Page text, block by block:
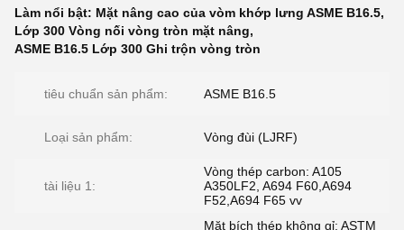
Làm nổi bật: Mặt nâng cao của vòm khớp lưng ASME B16.5,
Lớp 300 Vòng nối vòng tròn mặt nâng,
ASME B16.5 Lớp 300 Ghi trộn vòng tròn
tiêu chuẩn sản phẩm: ASME B16.5
Loại sản phẩm: Vòng đùi (LJRF)
tài liệu 1:
Vòng thép carbon: A105
A350LF2, A694 F60,A694
F52,A694 F65 vv
Mặt bích thép không gỉ: ASTM